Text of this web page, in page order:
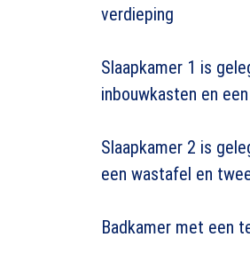
verdieping
Slaapkamer 1 is
inbouwkasten en
Slaapkamer 2 is
een wastafel en
Badkamer met een